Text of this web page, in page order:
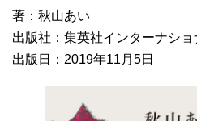
著：秋山あい
出版社：集英社インターナショ
出版日：2019年11月5日